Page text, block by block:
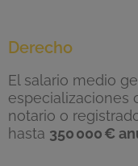
Derecho
El salario medio
especializaciones
notario o
hasta 350000€